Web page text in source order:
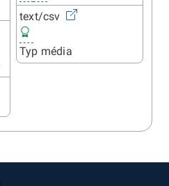
text/csv
Typ média